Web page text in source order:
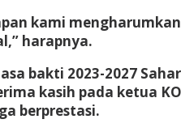
kami
harapnya.
bakti 2023-2027
kasih pada ketua
berprestasi.